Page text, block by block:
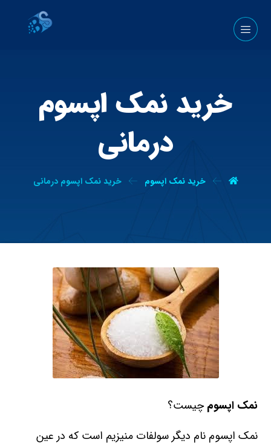
خرید نمک اپسوم
درمانی
خرید نمک اپسوم خرید نمک اپسوم درمانی
نمک اپسومچیست؟
نمک اپسوم نام دیگر سولفات منیزیم است که در عین